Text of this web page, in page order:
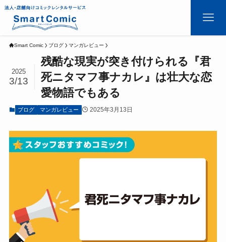
Smart Comic ブログ マンガレビュー
残酷な現実が突き付けられる『君
死ニタマフ事ナカレ』は壮大な恋
愛物語でもある
2025
3/13
ブログ マンガレビュー 2025年3月13日